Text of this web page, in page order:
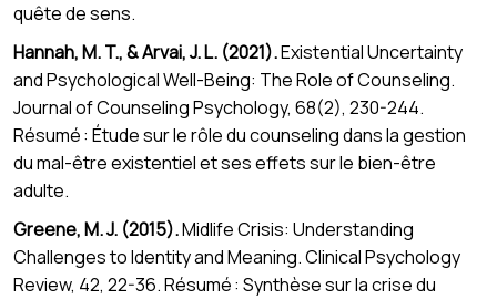
quête de sens.
Hannah, M. T., & Arvai, J. L. (2021).Existential Uncertainty
and Psychological Well-Being: The Role of Counseling.
Journal of Counseling Psychology, 68(2), 230-244.
Résumé : Étude sur le rôle du counseling dans la gestion
du mal-être existentiel et ses effets sur le bien-être
adulte.
Greene, M. J. (2015).Midlife Crisis: Understanding
Challenges to Identity and Meaning. Clinical Psychology
Review, 42, 22-36. Résumé : Synthèse sur la crise du